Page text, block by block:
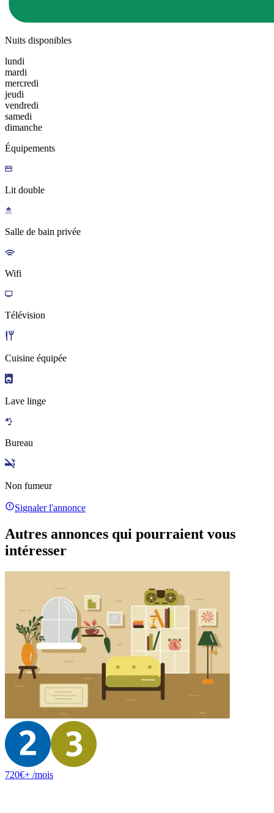
Nuits disponibles
lundi
mardi
mercredi
jeudi
vendredi
samedi
dimanche
Équipements
Lit double
Salle de bain privée
Wifi
Télévision
Cuisine équipée
Lave linge
Bureau
Non fumeur
Signaler l'annonce
Autres annonces qui pourraient vous
intéresser
720€+ /mois